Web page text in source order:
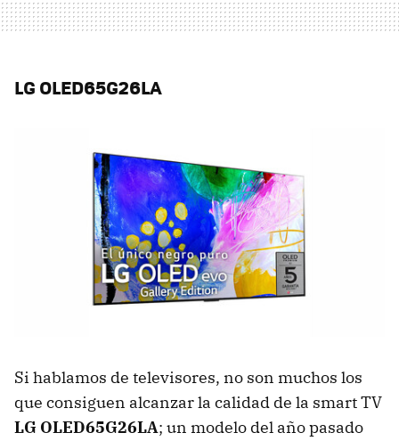
LG OLED65G26LA
Si hablamos de televisores, no son muchos los
que consiguen alcanzar la calidad de la smart TV
LG OLED65G26LA; un modelo del año pasado